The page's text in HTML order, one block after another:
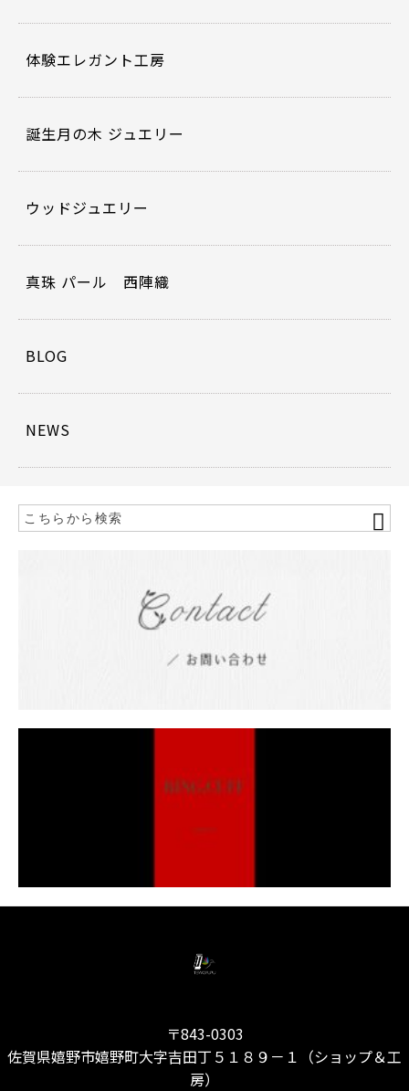
体験エレガント工房
誕生月の木 ジュエリー
ウッドジュエリー
真珠 パール 西陣織
BLOG
NEWS
〒843-0303
佐賀県嬉野市嬉野町大字吉田丁５１８９－１（ショップ＆工
房）